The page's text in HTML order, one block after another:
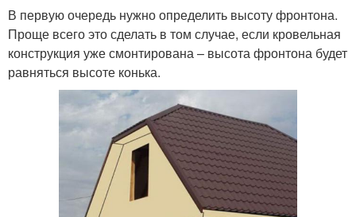
В первую очередь нужно определить высоту фронтона.
Проще всего это сделать в том случае, если кровельная
конструкция уже смонтирована – высота фронтона будет
равняться высоте конька.